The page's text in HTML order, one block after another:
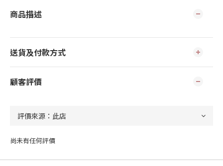
商品描述
送貨及付款方式
顧客評價
尚未有任何評價